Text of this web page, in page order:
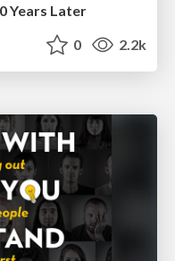
Years Later
0 2.2k